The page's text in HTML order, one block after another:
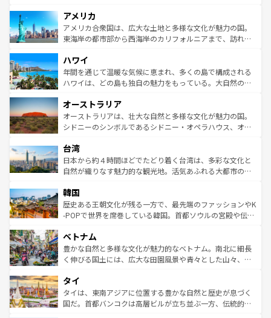
ンツ一覧を参照してほしい。
の建物がそのまま残る町や、スイスならではのユニークな
博物館もあり、アルプス観光だけでなく町歩きも満喫する
ことができる。国民の所得が高いため物価も高いが、旅行
ば市内交通費無料で観光を楽しむこともできる。 なお、新
着のスイス情報はコンテンツ一覧 を参照してほしい。
アメリカ
アメリカ合衆国は、広大な土地と多様な文化が魅力の国。
東海岸の都市部から西海岸のカリフォルニアまで、訪れる
のような巨大都市は、観光、ショッピング、エンターテイ
ンメントが詰まった刺激的なスポットだ。一方、アメリカ
西部には大自然が広がり、グランドキャニオンやイエロー
部のニューオーリンズでは、音楽と美食が融合した独特の
文化が魅力。旅行者はアメリカの各地域で異なる魅力を楽
しみながら、その多様性と豊かな歴史を感じることができ
ならではの贅沢な旅のスタイルだ。 なお、新着のアメリカ
情報はコンテンツ一覧を参照してほしい。
ハワイ
年間を通じて温暖な気候に恵まれ、多くの島で構成される
ハワイは、どの島も独自の魅力をもっている。大自然の神
ワイ島は見逃せない。また、定番の観光地といえばオアフ
島だが、静かな自然を求めるならマウイ島やカウアイ島が
おすすめ。エメラルドグリーンに輝く海をはじめ、豊かな
れるおもてなしの心で訪れる人々を迎えてくれるハワイの
人々、おいしいローカルフードやハワイアンミュージッ
ク、伝統的なフラダンスなど、すべてがハワイの魅力を彩
ワイを、存分に味わってほしい。 なお、新着のハワイ情報
はコンテンツ一覧を参照してほしい。
オーストラリア
オーストラリアは、壮大な自然と多様な文化が魅力の国。
シドニーのシンボルであるシドニー・オペラハウス、オー
リアリーフや大陸中央部にそびえるウルル（エアーズロッ
ク）、タスマニアの美しい原生林やケアンズの熱帯雨林な
ど、見どころがたくさん。また、カフェやワイン、オージ
いる。アクティビティも充実しており、サーフィンやダイ
ビング、ハイキングなど、アウトドア好きにはたまらな
い。オーストラリアの多彩な魅力を存分に味わいつくそ
参照してほしい。
台湾
日本から約４時間ほどでたどり着く台湾は、多彩な文化と
自然が織りなす魅力的な観光地。活気あふれる大都市の台
ン）、静ひつな山岳地帯である台湾東部など、都市の喧騒
と山間の静けさが共存しており、訪れる人に新しい発見と
驚きをもたらしてくれる。また、奥深い台湾の食文化も魅
容にもいいと評判のスイーツなど、バラエティ豊かな料理
が味わえる。 なお、新着の台湾情報は コンテンツ一覧を参
照してほしい。
韓国
歴史ある王朝文化が残る一方で、最先端のファッションやK
-POPで世界を席巻している韓国。首都ソウルの宮殿や伝統
き、地方に足を延ばせば四季折々の自然美を楽しむことが
できる。そして、キムチや焼肉、絶品のストリートフード
まで、さまざまな韓国料理が待っている。夜には、韓国な
リティに包まれながら、韓国の多彩な魅力を心ゆくまで味
わってみてほしい。 なお、新着の韓国情報はコンテンツ一
覧を参照してほしい。
ベトナム
豊かな自然と多様な文化が魅力的なベトナム。南北に細長
く伸びる国土には、広大な田園風景や青々とした山々、世
急速な発展と共に伝統が息づく。ハノイの古い町並みやホ
ーチミン市のフランス統治時代の建物も、独特の雰囲気を
醸し出している。また、バラエティの豊かさとおいしさで
タイ
タイは、東南アジアに位置する豊かな自然と歴史が息づく
国だ。首都バンコクは高層ビルが立ち並ぶ一方、伝統的な